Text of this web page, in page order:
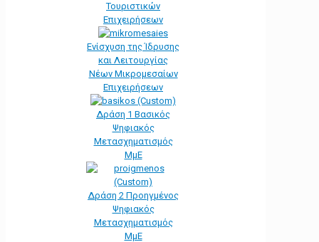
Τουριστικών
Επιχειρήσεων
Ενίσχυση της Ίδρυσης
και Λειτουργίας
Νέων Μικρομεσαίων
Επιχειρήσεων
Δράση 1 Βασικός
Ψηφιακός
Μετασχηματισμός
ΜμΕ
Δράση 2 Προηγμένος
Ψηφιακός
Μετασχηματισμός
ΜμΕ